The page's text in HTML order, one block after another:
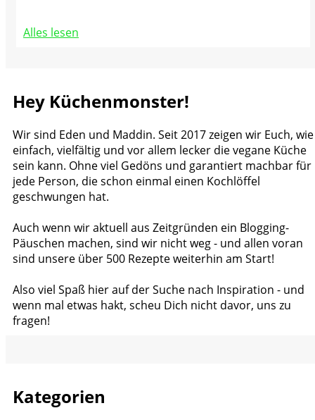
Alles lesen
Hey Küchenmonster!
Wir sind Eden und Maddin. Seit 2017 zeigen wir Euch, wie
einfach, vielfältig und vor allem lecker die vegane Küche
sein kann. Ohne viel Gedöns und garantiert machbar für
jede Person, die schon einmal einen Kochlöffel
geschwungen hat.
Auch wenn wir aktuell aus Zeitgründen ein Blogging-
Päuschen machen, sind wir nicht weg - und allen voran
sind unsere über 500 Rezepte weiterhin am Start!
Also viel Spaß hier auf der Suche nach Inspiration - und
wenn mal etwas hakt, scheu Dich nicht davor, uns zu
fragen!
Kategorien